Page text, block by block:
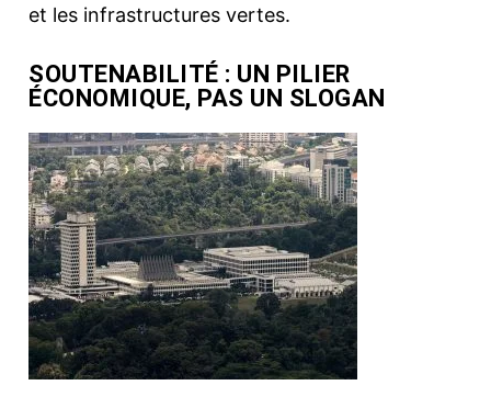
et les infrastructures vertes.
SOUTENABILITÉ : UN PILIER
ÉCONOMIQUE, PAS UN SLOGAN